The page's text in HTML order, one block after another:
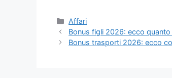
Categorie
Affari
Bonus figli 2026: ecco
Bonus trasporti 2026: ecco